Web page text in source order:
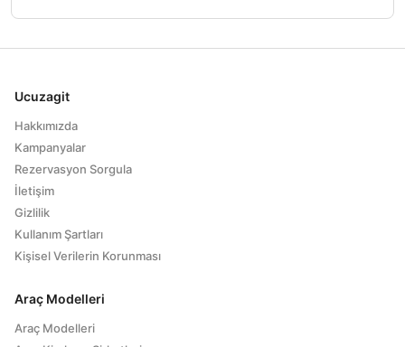
Ucuzagit
Hakkımızda
Kampanyalar
Rezervasyon Sorgula
İletişim
Gizlilik
Kullanım Şartları
Kişisel Verilerin Korunması
Araç Modelleri
Araç Modelleri